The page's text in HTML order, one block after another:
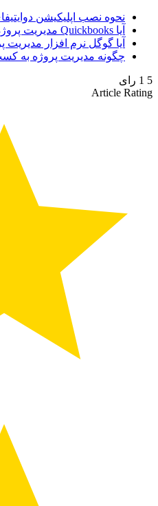
نحوه نصب اپلیکیشن دوایتیفای
آیا Quickbooks مدیریت پروژه دارد؟
آیا گوگل نرم افزار مدیریت
چگونه مدیریت پروژه به کسب و
رای
Article